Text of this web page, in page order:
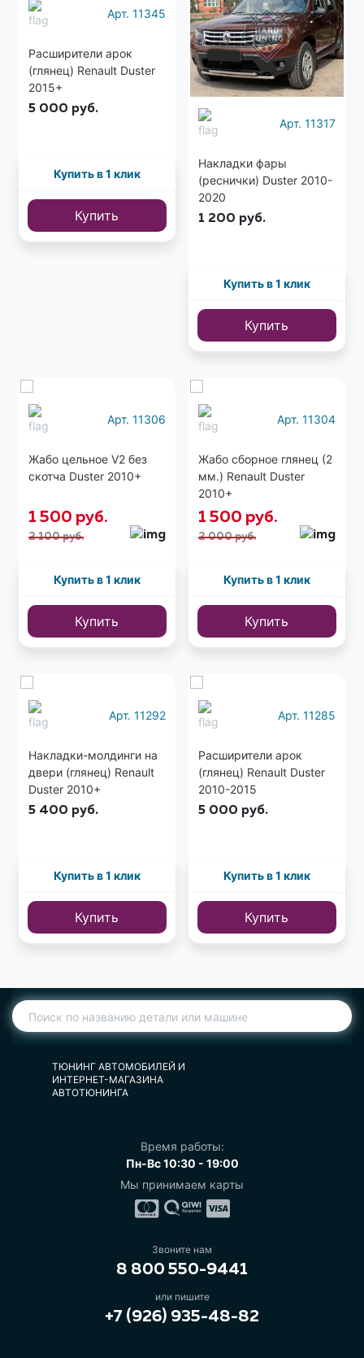
Арт. 11345
Расширители арок
(глянец) Renault Duster
2015+
5 000 руб.
Купить в 1 клик
Купить
Арт. 11317
Накладки фары
(реснички) Duster 2010-
2020
1 200 руб.
Купить в 1 клик
Купить
Арт. 11306
Жабо цельное V2 без
скотча Duster 2010+
1 500 руб.
2 100 руб.
Купить в 1 клик
Купить
Арт. 11304
Жабо сборное глянец (2
мм.) Renault Duster
2010+
1 500 руб.
2 000 руб.
Купить в 1 клик
Купить
Арт. 11292
Накладки-молдинги на
двери (глянец) Renault
Duster 2010+
5 400 руб.
Купить в 1 клик
Купить
Арт. 11285
Расширители арок
(глянец) Renault Duster
2010-2015
5 000 руб.
Купить в 1 клик
Купить
ТЮНИНГ АВТОМОБИЛЕЙ И
ИНТЕРНЕТ-МАГАЗИНА
АВТОТЮНИНГА
Время работы:
Пн-Вс 10:30 - 19:00
Мы принимаем карты
Звоните нам
8 800 550-9441
или пишите
+7 (926) 935-48-82